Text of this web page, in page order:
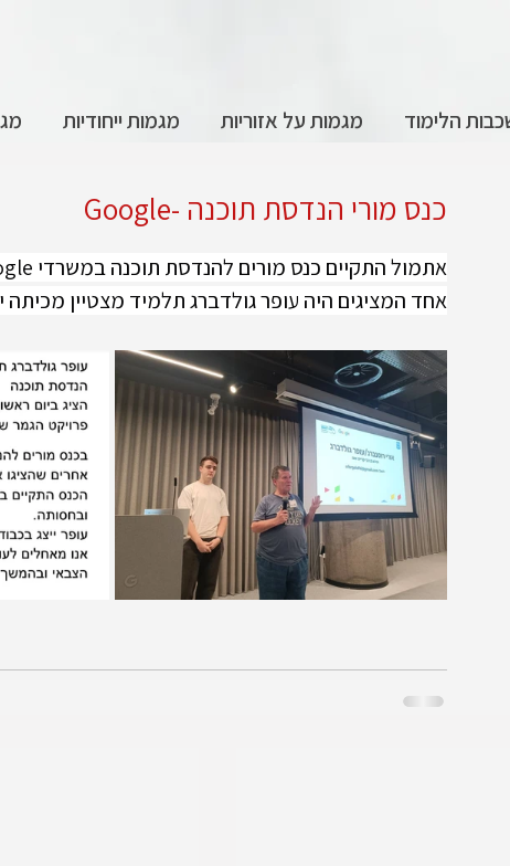
הלימוד מגמות על אזוריות מגמות ייחודיות
כנס מורי הנדסת תוכנה -Google
אתמול התקיים כנס מורים להנדסת תוכנה במשרדי Google.
אחד המציגים היה עופר גולדברג תלמיד מצטיין מכיתה